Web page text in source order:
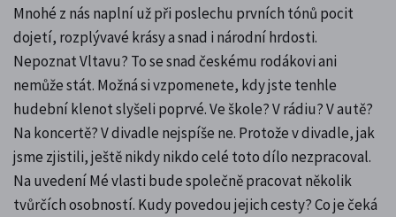
Mnohé z nás naplní už při poslechu prvních tónů pocit
dojetí, rozplývavé krásy a snad i národní hrdosti.
Nepoznat Vltavu? To se snad českému rodákovi ani
nemůže stát. Možná si vzpomenete, kdy jste tenhle
hudební klenot slyšeli poprvé. Ve škole? V rádiu? V autě?
Na koncertě? V divadle nejspíše ne. Protože v divadle, jak
jsme zjistili, ještě nikdy nikdo celé toto dílo nezpracoval.
Na uvedení Mé vlasti bude společně pracovat několik
tvůrčích osobností. Kudy povedou jejich cesty? Co je čeká